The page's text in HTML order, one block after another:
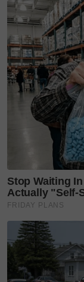
Disebabkan
memohon
kecemasan
Selepas
dimasukkan ke
Separa Rapi
“Saya
biasa.